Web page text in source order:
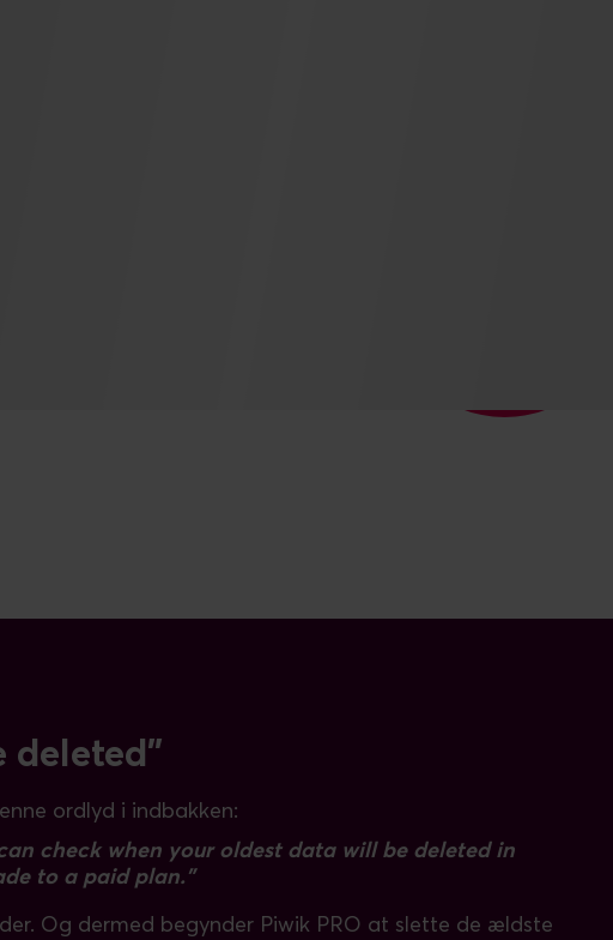
deleted"
ordlyd i indbakken:
check when your oldest data will be deleted in
to a paid plan.”
Og dermed begynder Piwik PRO at slette de ældste